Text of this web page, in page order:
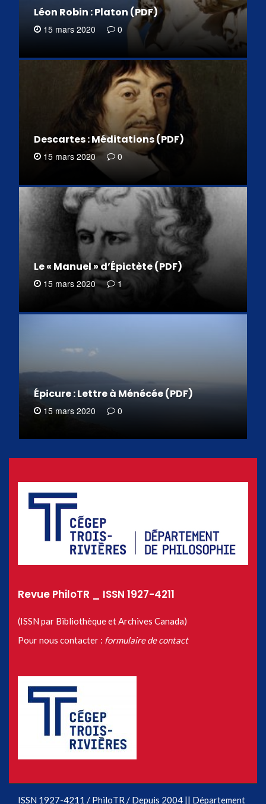
Léon Robin : Platon (PDF)
15 mars 2020 0
Descartes : Méditations (PDF)
15 mars 2020 0
Le « Manuel » d’Épictète (PDF)
15 mars 2020 1
Épicure : Lettre à Ménécée (PDF)
15 mars 2020 0
Revue PhiloTR _ ISSN 1927-4211
(ISSN par Bibliothèque et Archives Canada)
Pour nous contacter : formulaire de contact
ISSN 1927-4211 / PhiloTR / Depuis 2004 || Département